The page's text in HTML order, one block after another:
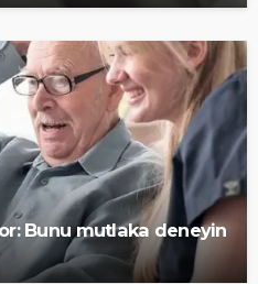
Bunu mutlaka deneyin